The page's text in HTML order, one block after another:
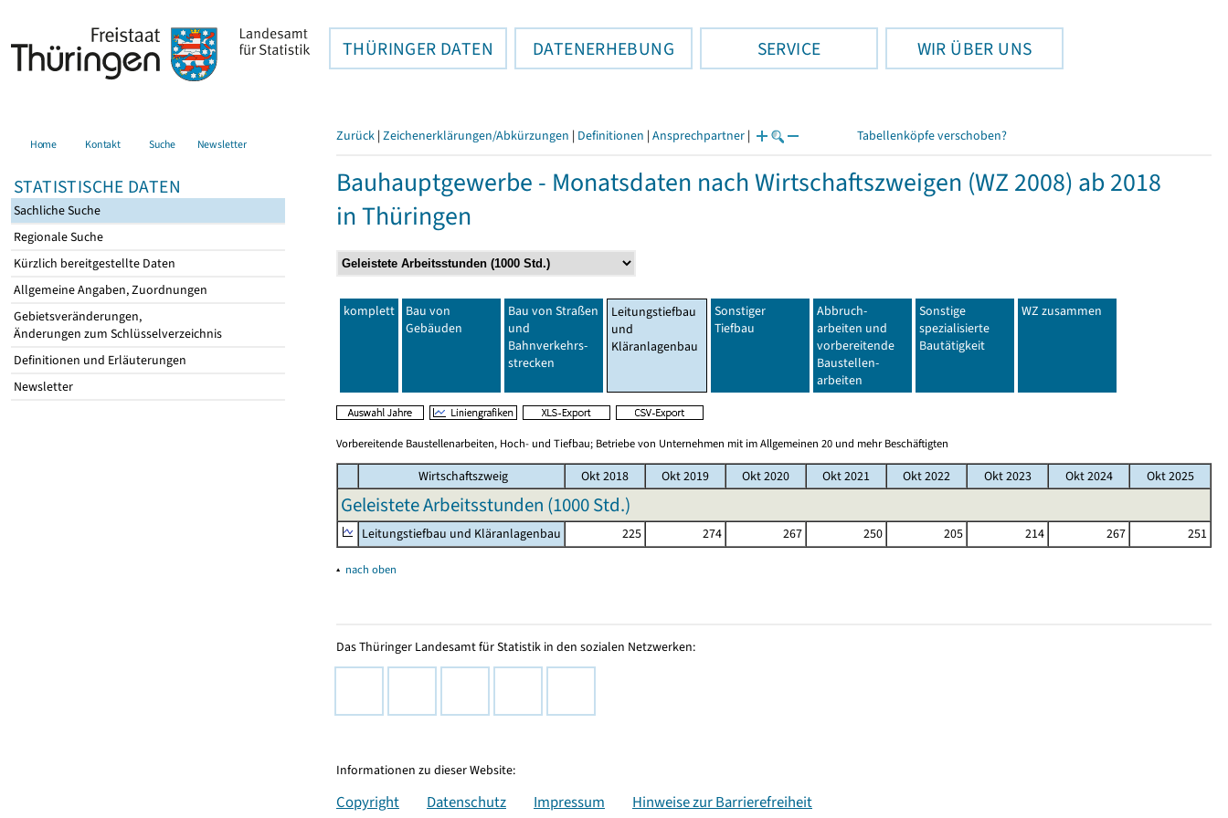
THÜRINGER DATEN DATENERHEBUNG SERVICE WIR ÜBER UNS
Home Kontakt Suche Newsletter
STATISTISCHE DATEN
Sachliche Suche
Regionale Suche
Kürzlich bereitgestellte Daten
Allgemeine Angaben, Zuordnungen
Gebietsveränderungen,
Änderungen zum Schlüsselverzeichnis
Definitionen und Erläuterungen
Newsletter
Zurück | Zeichenerklärungen/Abkürzungen | Definitionen | Ansprechpartner | Tabellenköpfe verschoben?
Bauhauptgewerbe - Monatsdaten nach Wirtschaftszweigen (WZ 2008) ab 2018
in Thüringen
komplett
Bau von
Gebäuden
Bau von Straßen
und
Bahnverkehrs-
strecken
Leitungstiefbau
und
Kläranlagenbau
Sonstiger
Tiefbau
Abbruch-
arbeiten und
vorbereitende
Baustellen-
arbeiten
Sonstige
spezialisierte
Bautätigkeit
WZ zusammen
Vorbereitende Baustellenarbeiten, Hoch- und Tiefbau; Betriebe von Unternehmen mit im Allgemeinen 20 und mehr Beschäftigten
Wirtschaftszweig Okt 2018 Okt 2019 Okt 2020 Okt 2021 Okt 2022 Okt 2023 Okt 2024 Okt 2025
Geleistete Arbeitsstunden (1000 Std.)
Leitungstiefbau und Kläranlagenbau 225 274 267 250 205 214 267 251
▴ nach oben
Das Thüringer Landesamt für Statistik in den sozialen Netzwerken:
Informationen zu dieser Website:
Copyright Datenschutz Impressum Hinweise zur Barrierefreiheit